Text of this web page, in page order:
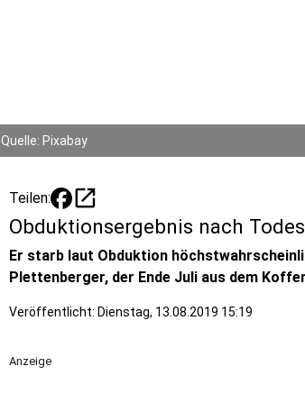
Quelle: Pixabay
Teilen: open_in_new
Obduktionsergebnis nach
Er starb laut Obduktion
Plettenberger, der Ende Juli aus dem
Veröffentlicht: Dienstag, 13.08.2019 15:19
Anzeige